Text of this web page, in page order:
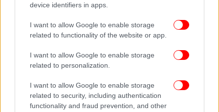
device identifiers in apps.
I want to allow Google to enable storage
related to functionality of the website or app.
I want to allow Google to enable storage
related to personalization.
I want to allow Google to enable storage
related to security, including authentication
functionality and fraud prevention, and other